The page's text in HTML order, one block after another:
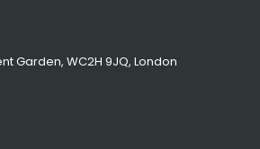
Garden, WC2H 9JQ, London